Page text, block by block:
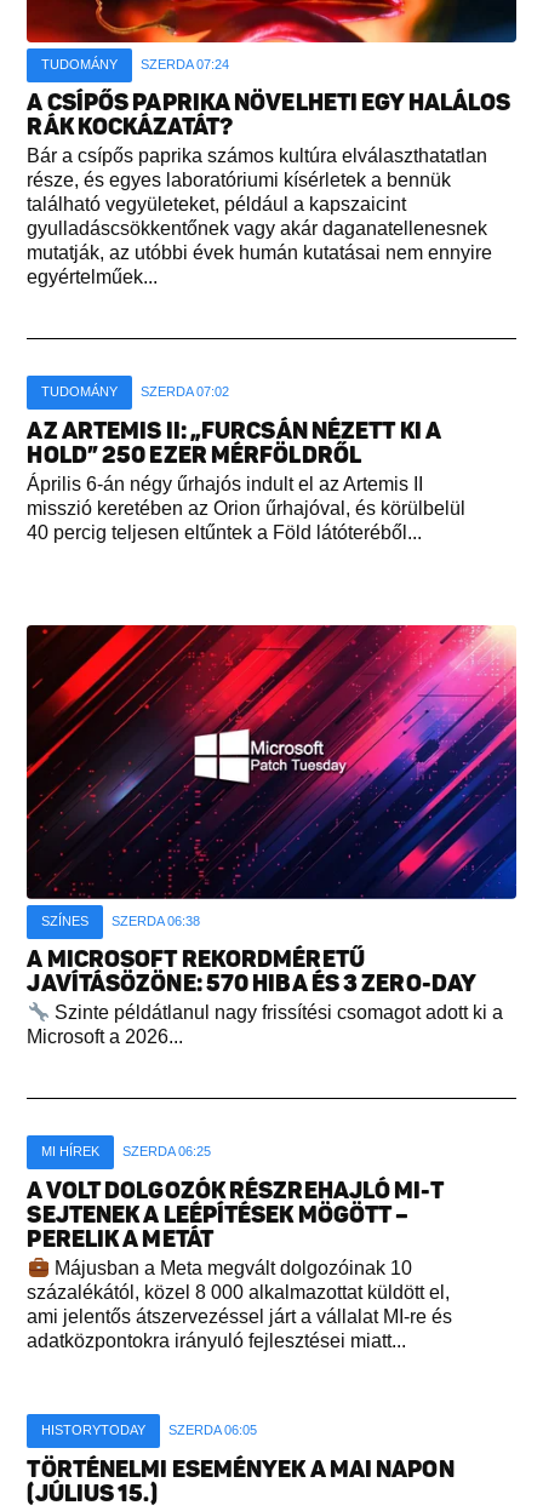
TUDOMÁNY SZERDA 07:24
A CSÍPŐS PAPRIKA NÖVELHETI EGY HALÁLOS
RÁK KOCKÁZATÁT?
Bár a csípős paprika számos kultúra elválaszthatatlan
része, és egyes laboratóriumi kísérletek a bennük
található vegyületeket, például a kapszaicint
gyulladáscsökkentőnek vagy akár daganatellenesnek
mutatják, az utóbbi évek humán kutatásai nem ennyire
egyértelműek...
TUDOMÁNY SZERDA 07:02
AZ ARTEMIS II: „FURCSÁN NÉZETT KI A
HOLD” 250 EZER MÉRFÖLDRŐL
Április 6-án négy űrhajós indult el az Artemis II
misszió keretében az Orion űrhajóval, és körülbelül
40 percig teljesen eltűntek a Föld látóteréből...
SZÍNES SZERDA 06:38
A MICROSOFT REKORDMÉRETŰ
JAVÍTÁSÖZÖNE: 570 HIBA ÉS 3 ZERO-DAY
Szinte példátlanul nagy frissítési csomagot adott ki a
Microsoft a 2026...
MI HÍREK SZERDA 06:25
A VOLT DOLGOZÓK RÉSZREHAJLÓ MI-T
SEJTENEK A LEÉPÍTÉSEK MÖGÖTT –
PERELIK A METÁT
Májusban a Meta megvált dolgozóinak 10
százalékától, közel 8 000 alkalmazottat küldött el,
ami jelentős átszervezéssel járt a vállalat MI-re és
adatközpontokra irányuló fejlesztései miatt...
HISTORYTODAY SZERDA 06:05
TÖRTÉNELMI ESEMÉNYEK A MAI NAPON
(JÚLIUS 15.)